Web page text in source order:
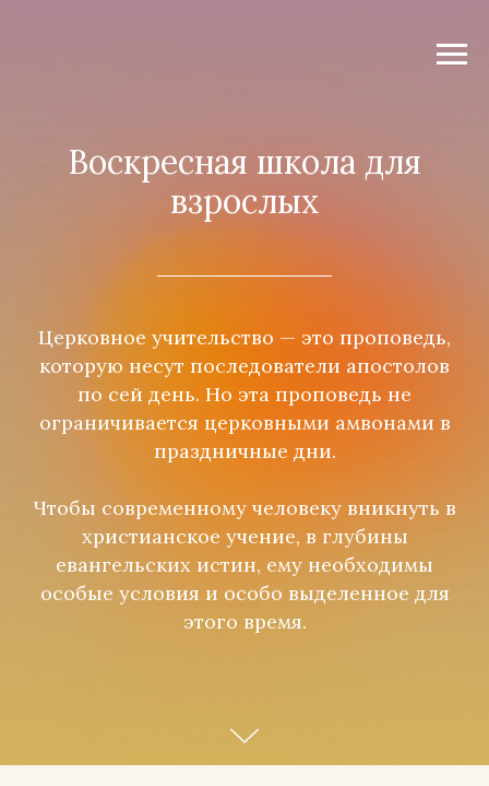
Воскресная школа для
взрослых
Церковное учительство — это проповедь,
которую несут последователи апостолов
по сей день. Но эта проповедь не
ограничивается церковными амвонами в
праздничные дни.
Чтобы современному человеку вникнуть в
христианское учение, в глубины
евангельских истин, ему необходимы
особые условия и особо выделенное для
этого время.